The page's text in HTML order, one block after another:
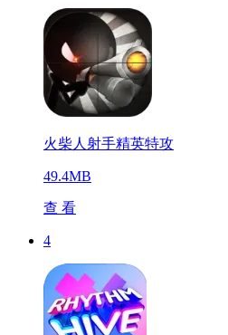
火柴人射手精英特攻
49.4MB
查 看
4